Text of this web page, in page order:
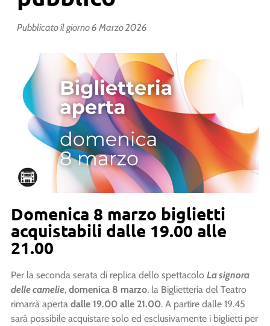
Pubblicato il giorno6 Marzo 2026
Domenica 8 marzo biglietti
acquistabili dalle 19.00 alle
21.00
Per la seconda serata di replica dello spettacolo La signora
delle camelie, domenica 8 marzo, la Biglietteria del Teatro
rimarrà aperta dalle 19.00 alle 21.00. A partire dalle 19.45
sarà possibile acquistare solo ed esclusivamente i biglietti per